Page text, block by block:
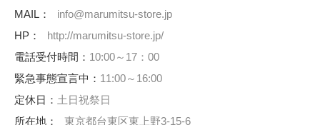
MAIL：
info@marumitsu-store.jp
HP：
http://marumitsu-store.jp/
電話受付時間： 10:00～17：00
緊急事態宣言中： 11:00～16:00
定休日： 土日祝祭日
所在地：
東京都台東区東上野3-15-6